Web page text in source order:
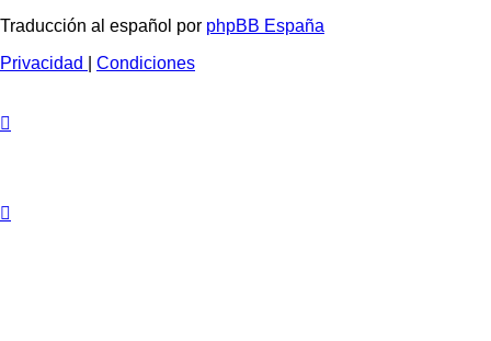
Traducción al español por phpBB España
Privacidad
Condiciones